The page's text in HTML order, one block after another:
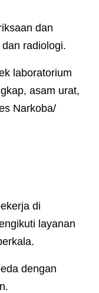
dan
radiologi.
laboratorium
asam urat,
Narkoba/
di
layanan
dengan